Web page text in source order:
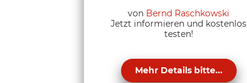
von Bernd Raschkowski
Jetzt informieren und kostenlos
testen!
Mehr Details bitte...